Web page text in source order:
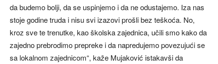
da budemo bolji, da se uspinjemo i da ne odustajemo. Iza nas
stoje godine truda i nisu svi izazovi prošli bez teškoća. No,
kroz sve te trenutke, kao školska zajednica, učili smo kako da
zajedno prebrodimo prepreke i da napredujemo povezujući se
sa lokalnom zajednicom“, kaže Mujaković istakavši da